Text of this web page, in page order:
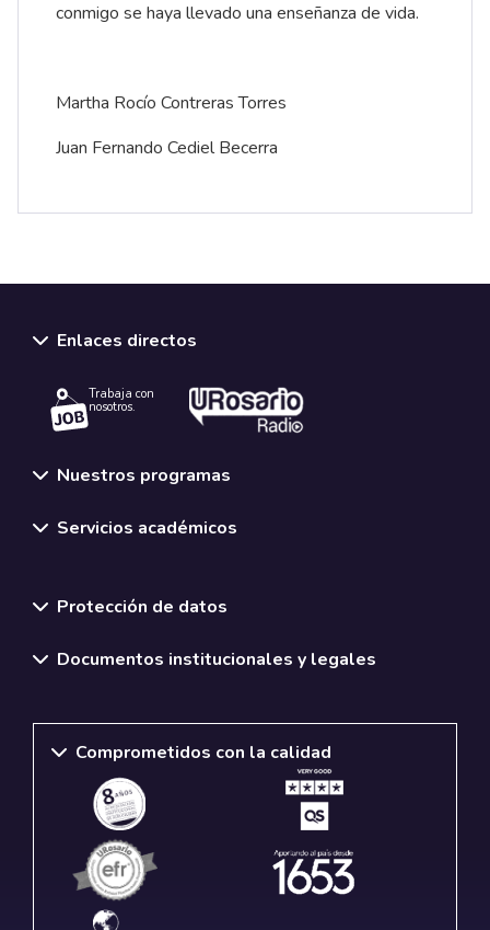
conmigo se haya llevado una enseñanza de vida.
Martha Rocío Contreras Torres
Juan Fernando Cediel Becerra
Enlaces directos
Trabaja con
nosotros.
Nuestros programas
Servicios académicos
Protección de datos
Documentos institucionales y legales
Comprometidos con la calidad